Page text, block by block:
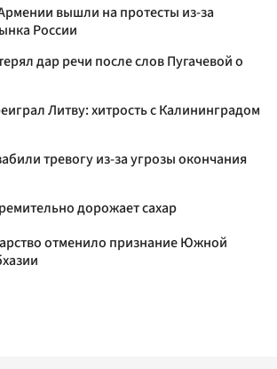
вышли на протесты из-за
России
дар речи после слов Пугачевой о
Литву: хитрость с Калининградом
тревогу из-за угрозы окончания
дорожает сахар
отменило признание Южной